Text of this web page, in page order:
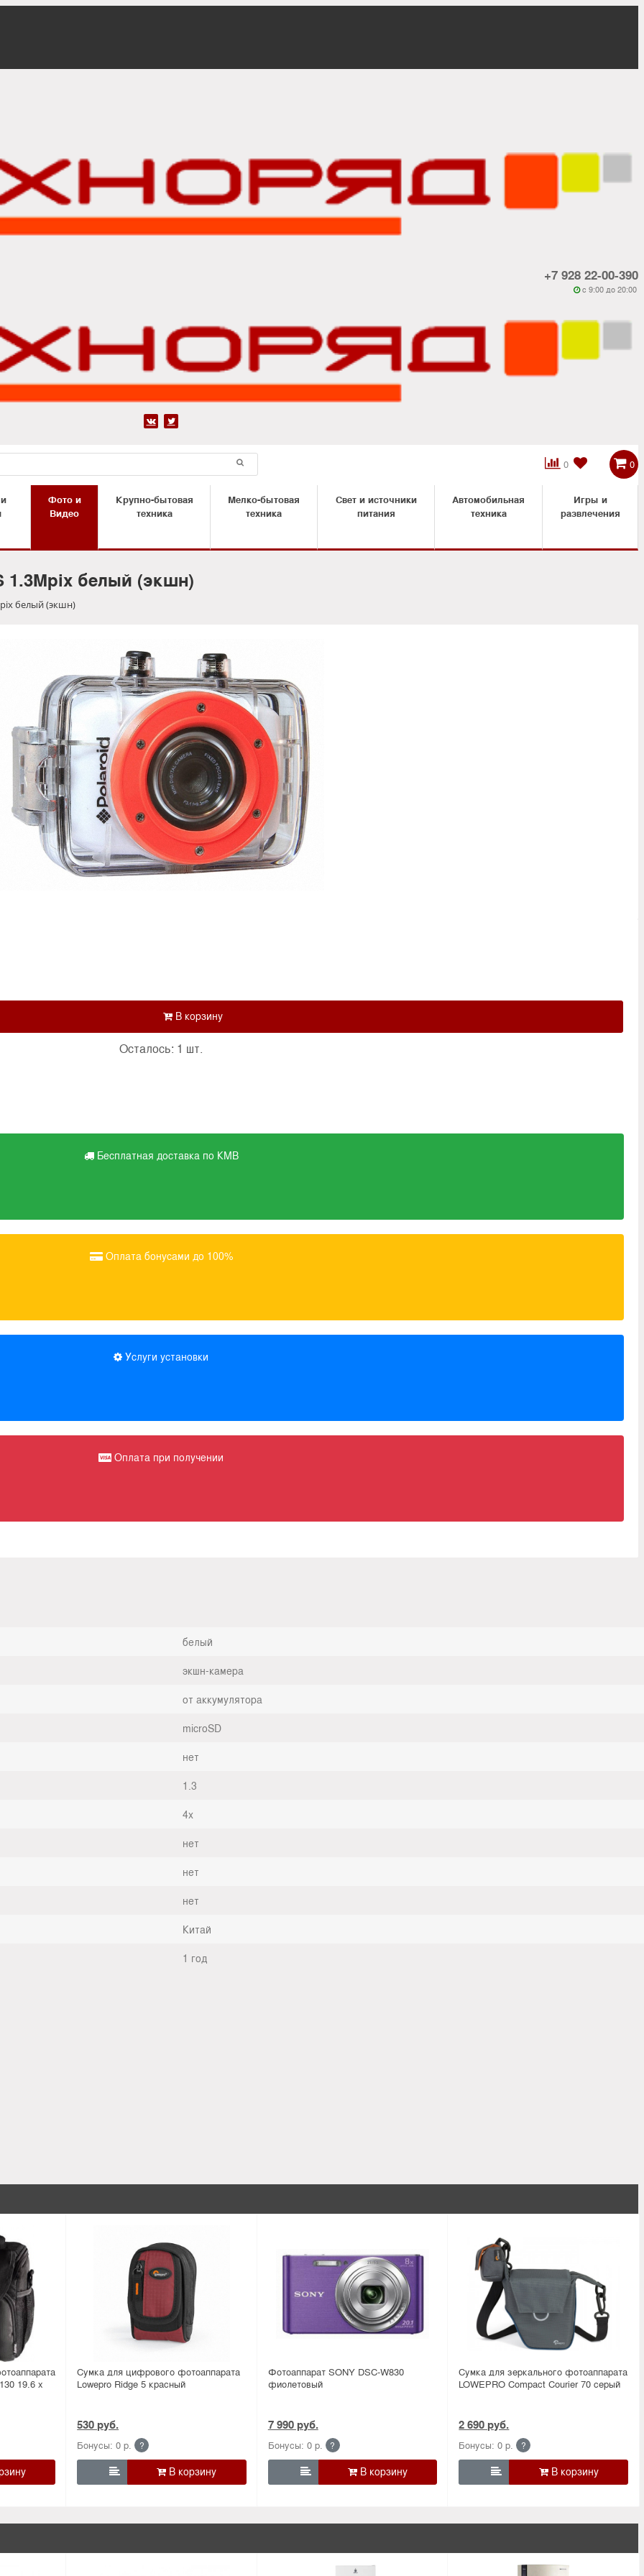
+7 928 22-00-390
 c 9:00 до 20:00
 
0

 0
Фото и
Видео
Крупно-бытовая
техника
Мелко-бытовая
техника
Свет и источники
питания
Автомобильная
техника
Игры и
развлечения
1.3Mpix белый (экшн)
белый (экшн)
Осталось: 1 шт.
Бесплатная доставка по КМВ
Оплата бонусами до 100%
Услуги установки
Оплата при получении
белый
экшн-камера
от аккумулятора
microSD
нет
1.3
4x
нет
нет
нет
Китай
1 год
19.6 х
Сумка для цифрового фотоаппарата
Lowepro Ridge 5 красный
530 руб.
Бонусы: 0 р. ?

Фотоаппарат SONY DSC-W830
фиолетовый
7 990 руб.
Бонусы: 0 р. ?

Сумка для зеркального фотоаппарата
LOWEPRO Compact Courier 70 серый
2 690 руб.
Бонусы: 0 р. ?
